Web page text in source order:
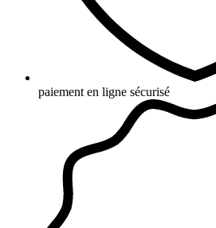
paiement en ligne sécurisé